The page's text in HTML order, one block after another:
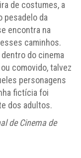
de costumes, a
pesadelo da
encontra na
caminhos.
do cinema
comovido, talvez
personagens
fictícia foi
dos adultos.
de Cinema de